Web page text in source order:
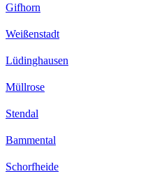
Gifhorn
Weißenstadt
Lüdinghausen
Müllrose
Stendal
Bammental
Schorfheide